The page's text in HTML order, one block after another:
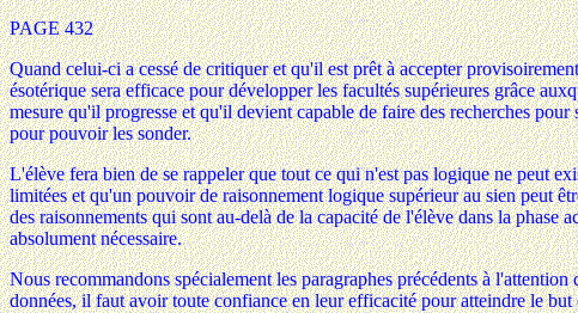
PAGE 432
Quand celui-ci a cessé de critiquer et qu'il est prêt à accepter
ésotérique sera efficace pour développer les facultés supérieures grâce
mesure qu'il progresse et qu'il devient capable de faire des recherches
pour pouvoir les sonder.
L'élève fera bien de se rappeler que tout ce qui n'est pas logique ne peut
limitées et qu'un pouvoir de raisonnement logique supérieur au sien peut
des raisonnements qui sont au-delà de la capacité de l'élève dans la
absolument nécessaire.
Nous recommandons spécialement les paragraphes précédents à
données, il faut avoir toute confiance en leur efficacité pour atteindre le